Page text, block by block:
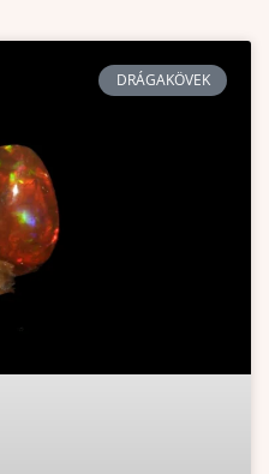
DRÁGAKÖVEK